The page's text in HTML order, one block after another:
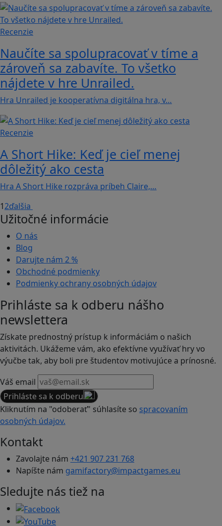
Recenzie
Naučíte sa spolupracovať v tíme a
zároveň sa zabavíte. To všetko
nájdete v hre Unrailed.
Hra Unrailed je kooperatívna digitálna hra, v…
Recenzie
A Short Hike: Keď je cieľ menej
dôležitý ako cesta
Hra A Short Hike rozpráva príbeh Claire,…
12ďalšia
Užitočné informácie
O nás
Blog
Darujte nám 2 %
Obchodné podmienky
Podmienky ochrany osobných údajov
Prihláste sa k odberu nášho
newslettera
Získate prednostný prístup k informáciám o našich
aktivitách. Ukážeme vám, ako efektívne využívať hry vo
výučbe tak, aby boli pre študentov motivujúce a prínosné.
Váš email
Prihláste sa k odberu
Kliknutím na "odoberať" súhlasíte so spracovaním
osobných údajov.
Kontakt
Zavolajte nám +421 907 231 768
Napíšte nám gamifactory@impactgames.eu
Sledujte nás tiež na